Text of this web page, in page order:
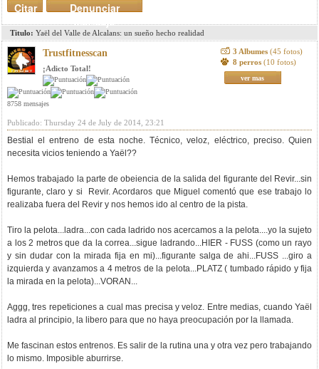
Denunciar
mensaje
Citar
Titulo: Yaël del Valle de Alcalans: un sueño hecho realidad
Trustfitnesscan
¡Adicto Total!
8758 mensajes
3 Albumes (45 fotos)
8 perros (10 fotos)
ver mas
Publicado: Thursday 24 de July de 2014, 23:21
Bestial el entreno de esta noche. Técnico, veloz, eléctrico, preciso. Quien
necesita vicios teniendo a Yaël??
Hemos trabajado la parte de obeiencia de la salida del figurante del Revir...sin
figurante, claro y si Revir. Acordaros que Miguel comentó que ese trabajo lo
realizaba fuera del Revir y nos hemos ido al centro de la pista.
Tiro la pelota...ladra...con cada ladrido nos acercamos a la pelota....yo la sujeto
a los 2 metros que da la correa...sigue ladrando...HIER - FUSS (como un rayo
y sin dudar con la mirada fija en mi)...figurante salga de ahi...FUSS ...giro a
izquierda y avanzamos a 4 metros de la pelota...PLATZ ( tumbado rápido y fija
la mirada en la pelota)...VORAN...
Aggg, tres repeticiones a cual mas precisa y veloz. Entre medias, cuando Yaël
ladra al principio, la libero para que no haya preocupación por la llamada.
Me fascinan estos entrenos. Es salir de la rutina una y otra vez pero trabajando
lo mismo. Imposible aburrirse.